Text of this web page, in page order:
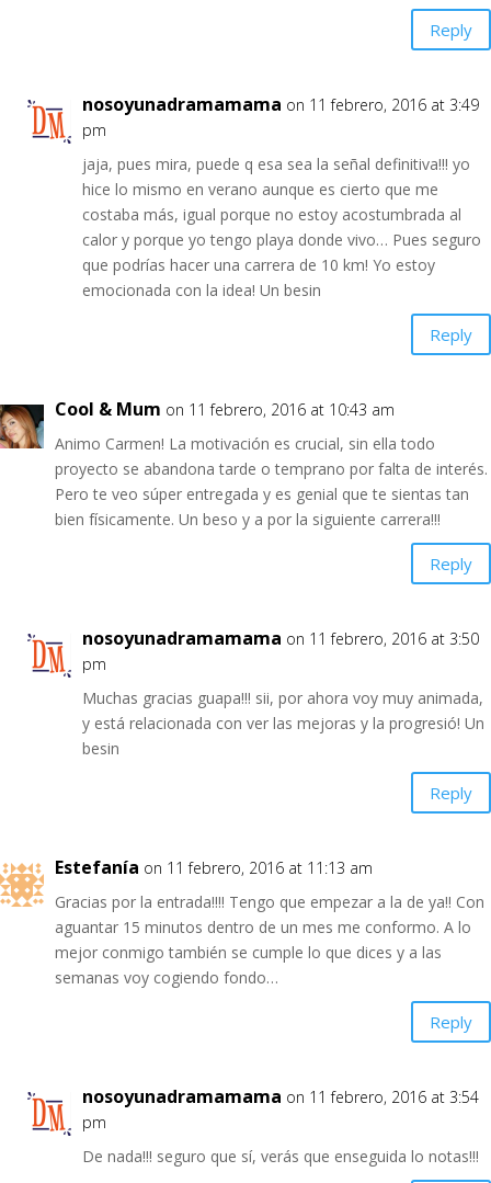
Reply
nosoyunadramamama on 11 febrero, 2016 at 3:49
pm
jaja, pues mira, puede q esa sea la señal definitiva!!! yo
hice lo mismo en verano aunque es cierto que me
costaba más, igual porque no estoy acostumbrada al
calor y porque yo tengo playa donde vivo… Pues seguro
que podrías hacer una carrera de 10 km! Yo estoy
emocionada con la idea! Un besin
Reply
Cool & Mum on 11 febrero, 2016 at 10:43 am
Animo Carmen! La motivación es crucial, sin ella todo
proyecto se abandona tarde o temprano por falta de interés.
Pero te veo súper entregada y es genial que te sientas tan
bien físicamente. Un beso y a por la siguiente carrera!!!
Reply
nosoyunadramamama on 11 febrero, 2016 at 3:50
pm
Muchas gracias guapa!!! sii, por ahora voy muy animada,
y está relacionada con ver las mejoras y la progresió! Un
besin
Reply
Estefanía on 11 febrero, 2016 at 11:13 am
Gracias por la entrada!!!! Tengo que empezar a la de ya!! Con
aguantar 15 minutos dentro de un mes me conformo. A lo
mejor conmigo también se cumple lo que dices y a las
semanas voy cogiendo fondo…
Reply
nosoyunadramamama on 11 febrero, 2016 at 3:54
pm
De nada!!! seguro que sí, verás que enseguida lo notas!!!